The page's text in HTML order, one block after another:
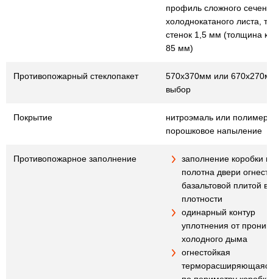
профиль сложного
холоднокатаного листа,
стенок 1,5 мм (толщина
85 мм)
Противопожарный стеклопакет
570х370мм или
выбор
Покрытие
нитроэмаль или
порошковое напыление
Противопожарное заполнение
заполнение коробки и
полотна двери
базальтовой плитой
плотности
одинарный контур
уплотнения от
холодного дыма
огнестойкая